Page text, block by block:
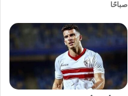
صباحًا